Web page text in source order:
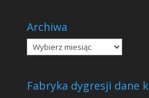
Archiwa
Archiwa
Fabryka dygresji dane